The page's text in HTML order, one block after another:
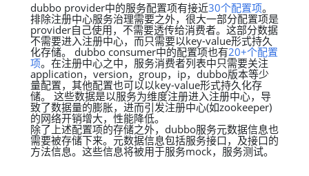
dubbo provider中的服务配置项有接近30个配置项。
排除注册中心服务治理需要之外，很大一部分配置项是
provider自己使用，不需要透传给消费者。这部分数据
不需要进入注册中心，而只需要以key-value形式持久
化存储。 dubbo consumer中的配置项也有20+个配置
项。在注册中心之中，服务消费者列表中只需要关注
application，version，group，ip，dubbo版本等少
量配置，其他配置也可以以key-value形式持久化存
储。 这些数据是以服务为维度注册进入注册中心，导
致了数据量的膨胀，进而引发注册中心(如zookeeper)
的网络开销增大，性能降低。
除了上述配置项的存储之外，dubbo服务元数据信息也
需要被存储下来。元数据信息包括服务接口，及接口的
方法信息。这些信息将被用于服务mock，服务测试。